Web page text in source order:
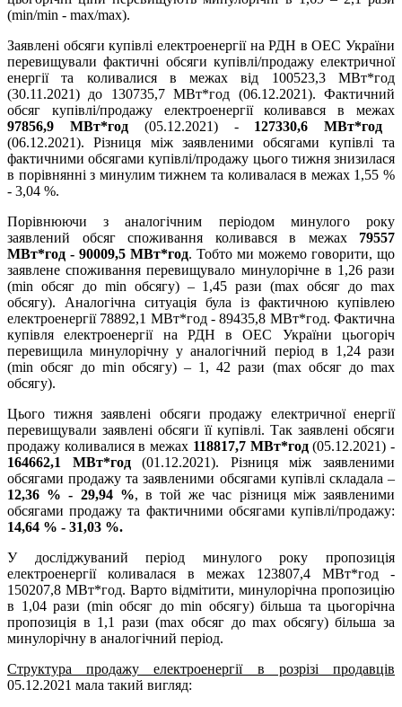
(min/min - max/max).
Заявлені обсяги купівлі електроенергії на РДН в ОЕС України
перевищували фактичні обсяги купівлі/продажу електричної
енергії та коливалися в межах від 100523,3 МВт*год
(30.11.2021) до 130735,7 МВт*год (06.12.2021). Фактичний
обсяг купівлі/продажу електроенергії коливався в межах
97856,9 МВт*год(05.12.2021) - 127330,6 МВт*год
(06.12.2021). Різниця між заявленими обсягами купівлі та
фактичними обсягами купівлі/продажу цього тижня знизилася
в порівнянні з минулим тижнем та коливалася в межах 1,55 %
- 3,04 %.
Порівнюючи з аналогічним періодом минулого року
заявлений обсяг споживання коливався в межах 79557
МВт*год - 90009,5 МВт*год. Тобто ми можемо говорити, що
заявлене споживання перевищувало минулорічне в 1,26 рази
(min обсяг до min обсягу) – 1,45 рази (max обсяг до max
обсягу). Аналогічна ситуація була із фактичною купівлею
електроенергії 78892,1 МВт*год - 89435,8 МВт*год. Фактична
купівля електроенергії на РДН в ОЕС України цьогоріч
перевищила минулорічну у аналогічний період в 1,24 рази
(min обсяг до min обсягу) – 1, 42 рази (max обсяг до max
обсягу).
Цього тижня заявлені обсяги продажу електричної енергії
перевищували заявлені обсяги її купівлі. Так заявлені обсяги
продажу коливалися в межах 118817,7 МВт*год(05.12.2021) -
164662,1 МВт*год(01.12.2021). Різниця між заявленими
обсягами продажу та заявленими обсягами купівлі складала –
12,36 % - 29,94 %, в той же час різниця між заявленими
обсягами продажу та фактичними обсягами купівлі/продажу:
14,64 % - 31,03 %.
У досліджуваний період минулого року пропозиція
електроенергії коливалася в межах 123807,4 МВт*год -
150207,8 МВт*год. Варто відмітити, минулорічна пропозицію
в 1,04 рази (min обсяг до min обсягу) більша та цьогорічна
пропозиція в 1,1 рази (max обсяг до max обсягу) більша за
минулорічну в аналогічний період.
Структура продажу електроенергії в розрізі продавців
05.12.2021 мала такий вигляд: